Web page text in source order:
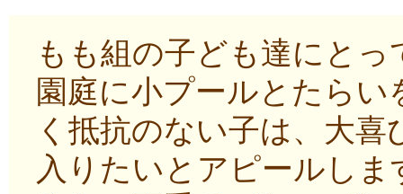
もも組の子ども達にと
園庭に小プールとたら
く抵抗のない子は、大
入りたいとアピールし